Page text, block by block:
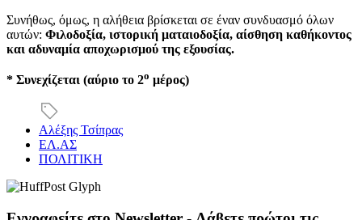
Συνήθως, όμως, η αλήθεια βρίσκεται σε έναν συνδυασμό όλων
αυτών: Φιλοδοξία, ιστορική ματαιοδοξία, αίσθηση καθήκοντος
και αδυναμία αποχωρισμού της εξουσίας.
* Συνεχίζεται (αύριο το 2ο μέρος)
Αλέξης Τσίπρας
ΕΛ.ΑΣ
ΠΟΛΙΤΙΚΗ